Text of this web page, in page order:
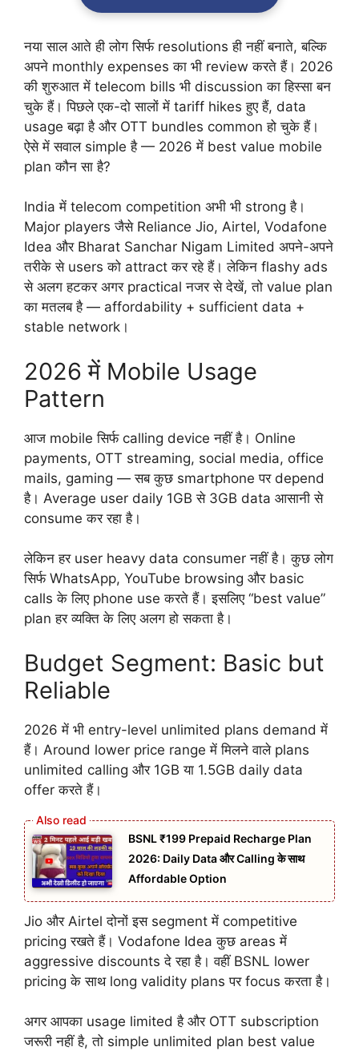
नया साल आते ही लोग सिर्फ resolutions ही नहीं बनाते, बल्कि
अपने monthly expenses का भी review करते हैं। 2026
की शुरुआत में telecom bills भी discussion का हिस्सा बन
चुके हैं। पिछले एक-दो सालों में tariff hikes हुए हैं, data
usage बढ़ा है और OTT bundles common हो चुके हैं।
ऐसे में सवाल simple है — 2026 में best value mobile
plan कौन सा है?
India में telecom competition अभी भी strong है।
Major players जैसे Reliance Jio, Airtel, Vodafone
Idea और Bharat Sanchar Nigam Limited अपने-अपने
तरीके से users को attract कर रहे हैं। लेकिन flashy ads
से अलग हटकर अगर practical नजर से देखें, तो value plan
का मतलब है — affordability + sufficient data +
stable network।
2026 में Mobile Usage
Pattern
आज mobile सिर्फ calling device नहीं है। Online
payments, OTT streaming, social media, office
mails, gaming — सब कुछ smartphone पर depend
है। Average user daily 1GB से 3GB data आसानी से
consume कर रहा है।
लेकिन हर user heavy data consumer नहीं है। कुछ लोग
सिर्फ WhatsApp, YouTube browsing और basic
calls के लिए phone use करते हैं। इसलिए “best value”
plan हर व्यक्ति के लिए अलग हो सकता है।
Budget Segment: Basic but
Reliable
2026 में भी entry-level unlimited plans demand में
हैं। Around lower price range में मिलने वाले plans
unlimited calling और 1GB या 1.5GB daily data
offer करते हैं।
BSNL ₹199 Prepaid Recharge Plan
2026: Daily Data और Calling के साथ
Affordable Option
Jio और Airtel दोनों इस segment में competitive
pricing रखते हैं। Vodafone Idea कुछ areas में
aggressive discounts दे रहा है। वहीं BSNL lower
pricing के साथ long validity plans पर focus करता है।
अगर आपका usage limited है और OTT subscription
जरूरी नहीं है, तो simple unlimited plan best value